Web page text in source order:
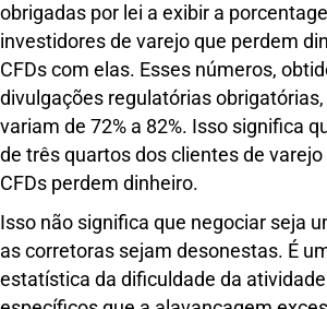
obrigadas por lei a exibir a
investidores de varejo que perdem
CFDs com elas. Esses números,
divulgações regulatórias
variam de 72% a 82%. Isso significa
de três quartos dos clientes de
CFDs perdem dinheiro.
Isso não significa que negociar seja
as corretoras sejam desonestas. É
estatística da dificuldade da